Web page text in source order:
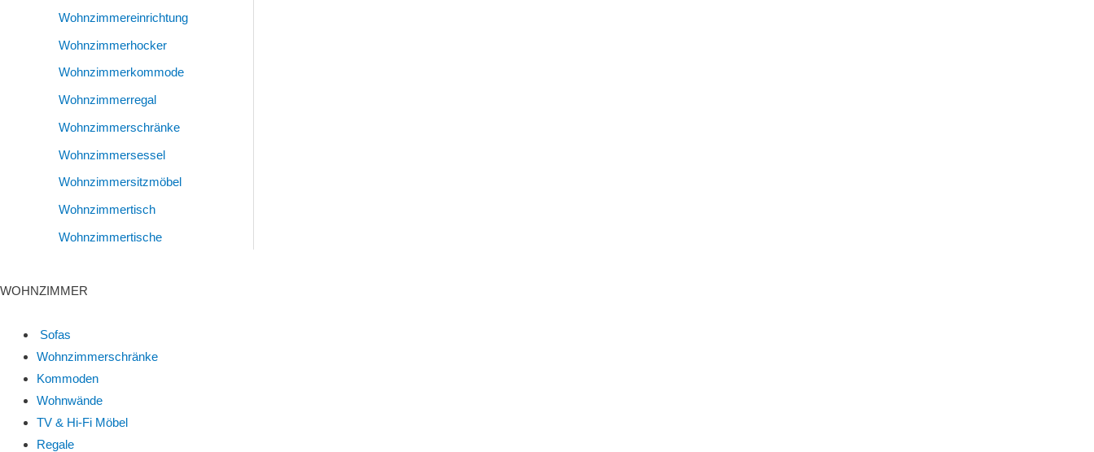
Wohnzimmereinrichtung
Wohnzimmerhocker
Wohnzimmerkommode
Wohnzimmerregal
Wohnzimmerschränke
Wohnzimmersessel
Wohnzimmersitzmöbel
Wohnzimmertisch
Wohnzimmertische
WOHNZIMMER
Sofas
Wohnzimmerschränke
Kommoden
Wohnwände
TV & Hi-Fi Möbel
Regale